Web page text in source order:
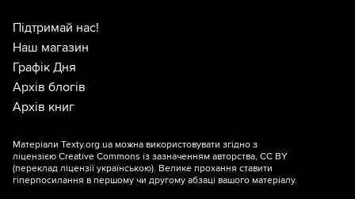
Підтримай нас!
Наш магазин
Графік Дня
Архів блогів
Архів книг
Матеріали Texty.org.ua можна використовувати згідно з
ліцензією Creative Commons із зазначенням авторства, CC BY
(переклад ліцензії українською). Велике прохання ставити
гіперпосилання в першому чи другому абзаці вашого матеріалу.